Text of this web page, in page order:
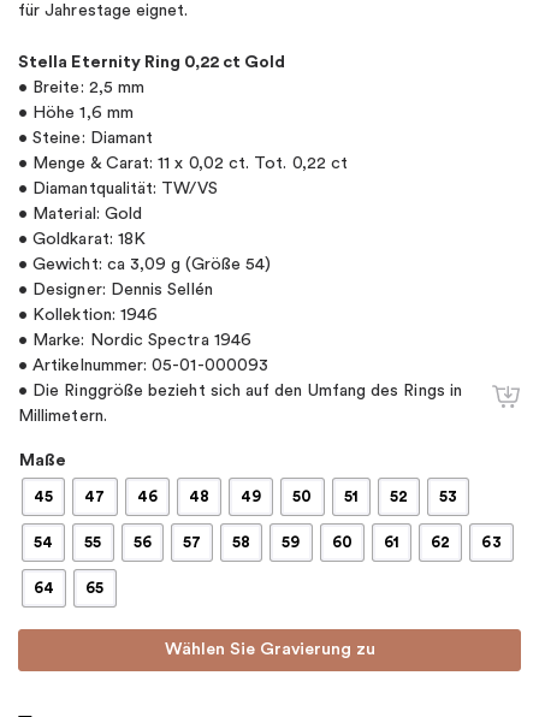
für Jahrestage eignet.
Stella Eternity Ring 0,22 ct Gold
• Breite: 2,5 mm
• Höhe 1,6 mm
• Steine: Diamant
• Menge & Carat: 11 x 0,02 ct. Tot. 0,22 ct
• Diamantqualität: TW/VS
• Material: Gold
• Goldkarat: 18K
• Gewicht: ca 3,09 g (Größe 54)
• Designer: Dennis Sellén
• Kollektion: 1946
• Marke: Nordic Spectra 1946
• Artikelnummer: 05-01-000093
• Die Ringgröße bezieht sich auf den Umfang des Rings in
Millimetern.
Maße
45 47 46 48 49 50 51 52 53
54 55 56 57 58 59 60 61 62 63
64 65
Wählen Sie Gravierung zu